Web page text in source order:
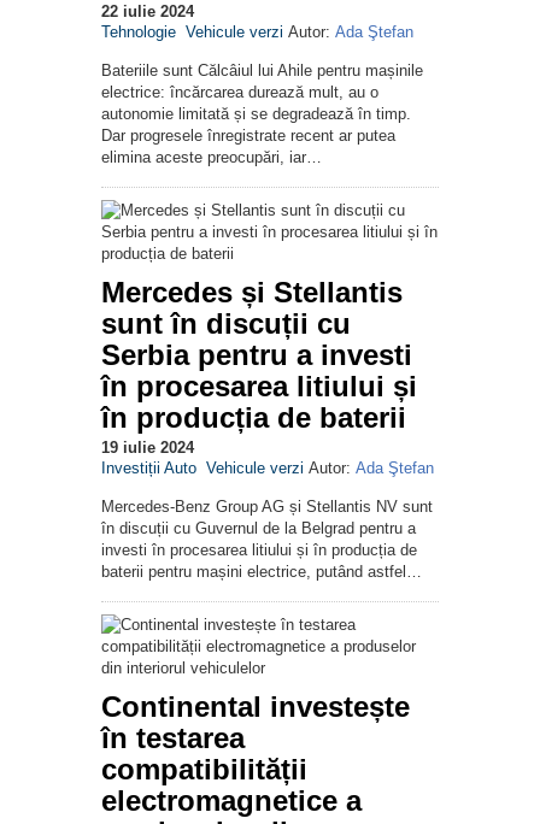
22 iulie 2024
Tehnologie Vehicule verzi Autor: Ada Ştefan
Bateriile sunt Călcâiul lui Ahile pentru mașinile
electrice: încărcarea durează mult, au o
autonomie limitată și se degradează în timp.
Dar progresele înregistrate recent ar putea
elimina aceste preocupări, iar…
Mercedes și Stellantis
sunt în discuții cu
Serbia pentru a investi
în procesarea litiului și
în producția de baterii
19 iulie 2024
Investiții Auto Vehicule verzi Autor: Ada Ştefan
Mercedes-Benz Group AG și Stellantis NV sunt
în discuții cu Guvernul de la Belgrad pentru a
investi în procesarea litiului și în producția de
baterii pentru mașini electrice, putând astfel…
Continental investește
în testarea
compatibilității
electromagnetice a